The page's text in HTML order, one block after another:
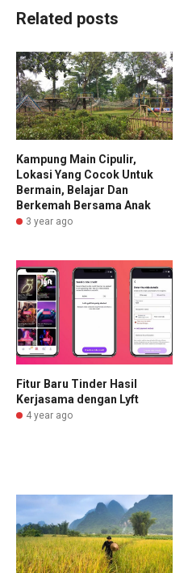
Related posts
Kampung Main Cipulir,
Lokasi Yang Cocok Untuk
Bermain, Belajar Dan
Berkemah Bersama Anak
3 year ago
Fitur Baru Tinder Hasil
Kerjasama dengan Lyft
4 year ago